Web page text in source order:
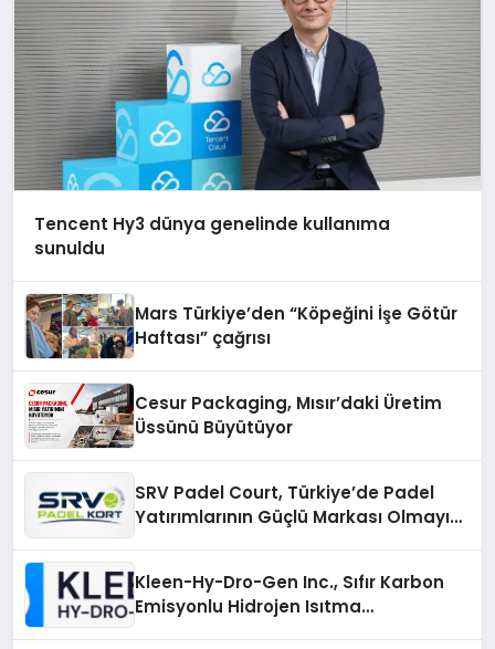
Tencent Hy3 dünya genelinde kullanıma
sunuldu
Mars Türkiye’den “Köpeğini İşe Götür
Haftası” çağrısı
Cesur Packaging, Mısır’daki Üretim
Üssünü Büyütüyor
SRV Padel Court, Türkiye’de Padel
Yatırımlarının Güçlü Markası Olmayı
Kleen-Hy-Dro-Gen Inc., Sıfır Karbon
Emisyonlu Hidrojen Isıtma